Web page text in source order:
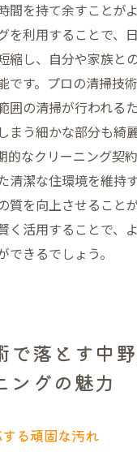
間を持て余すことが
を利用することで、
縮し、自分や家族と
です。プロの清掃技
囲の清掃が行われる
まう細かな部分も綺
的なクリーニング契約
清潔な住環境を維持
質を向上させること
く活用することで、
できるでしょう。
で落とす中
ングの魅力
る頑固な汚れ